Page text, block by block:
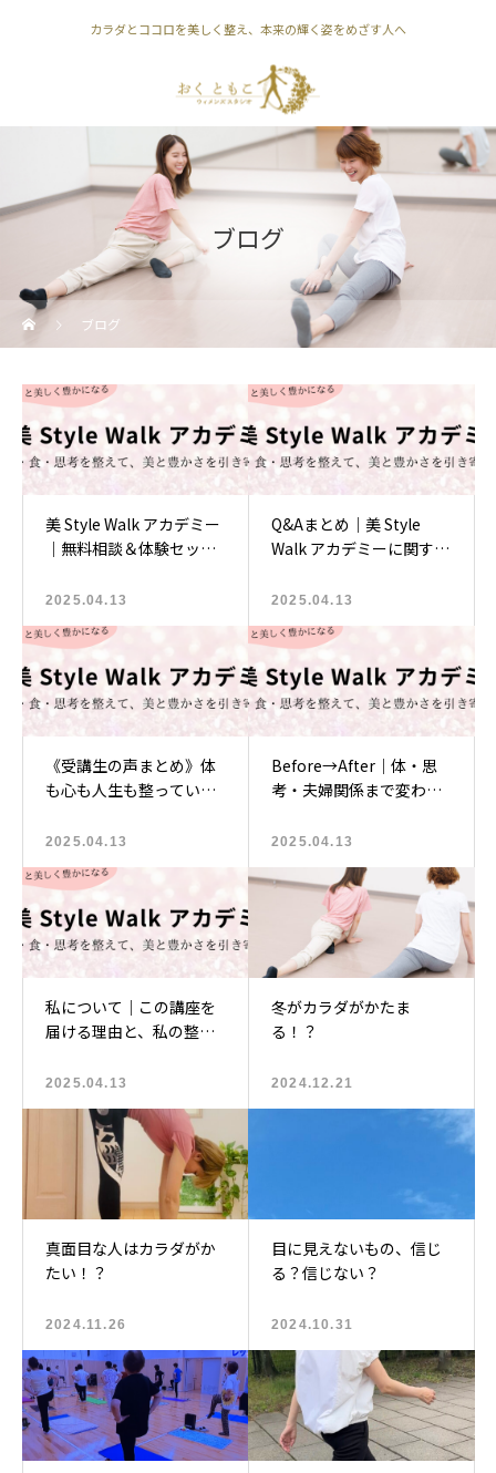
カラダとココロを美しく整え、本来の輝く姿をめざす人へ
ブログ
ブログ
美 Style Walk アカデミー
｜無料相談＆体験セッシ
2025.04.13
Q&Aまとめ｜美 Style
Walk アカデミーに関する
2025.04.13
《受講生の声まとめ》体
も心も人生も整っていっ
介します♡
2025.04.13
Before→After｜体・思
考・夫婦関係まで変わっ
♡
2025.04.13
私について｜この講座を
届ける理由と、私の整え
2025.04.13
冬がカラダがかたま
る！？
2024.12.21
真面目な人はカラダがか
たい！？
2024.11.26
目に見えないもの、信じ
る？信じない？
2024.10.31